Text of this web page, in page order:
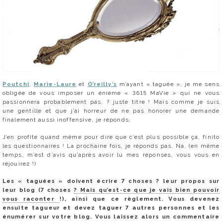
Poutchi, Marie-Laure et O’reilly’s m’ayant « taguée », je me sens
obligée de vous imposer un énième « 3615 MaVie » qui ne vous
passionnera probablement pas, ? juste titre ! Mais comme je suis
une gentille et que j’ai horreur de ne pas honorer une demande
finalement aussi inoffensive, je réponds.
J’en profite quand même pour dire que c’est plus possible ça, finito
les questionnaires ! La prochaine fois, je réponds pas. Na. (en même
temps, m’est d’avis qu’après avoir lu mes réponses, vous vous en
réjouirez !)
Les « taguées » doivent écrire 7 choses ? leur propos sur
leur blog (7 choses? Mais qu’est-ce que je vais bien pouvoir
vous raconter !), ainsi que ce règlement. Vous devenez
ensuite tagueur et devez taguer 7 autres personnes et les
énumérer sur votre blog. Vous laissez alors un commentaire